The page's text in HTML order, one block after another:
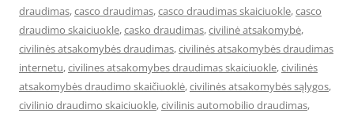
draudimas,casco draudimas,casco draudimas skaiciuokle,casco
draudimo skaiciuokle,casko draudimas,civilinė atsakomybė,
civilinės atsakomybės draudimas,civilinės atsakomybės draudimas
internetu,civilines atsakomybes draudimas skaiciuokle,civilinės
atsakomybės draudimo skaičiuoklė,civilinės atsakomybės sąlygos,
civilinio draudimo skaiciuokle,civilinis automobilio draudimas,